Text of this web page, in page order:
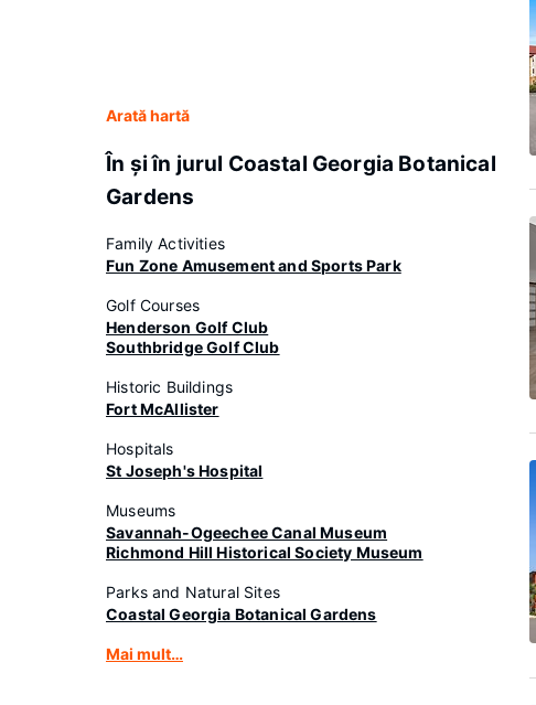
Arată hartă
În şi în jurul Coastal Georgia Botanical
Gardens
Family Activities
Fun Zone Amusement and Sports Park
Golf Courses
Henderson Golf Club
Southbridge Golf Club
Historic Buildings
Fort McAllister
Hospitals
St Joseph's Hospital
Museums
Savannah-Ogeechee Canal Museum
Richmond Hill Historical Society Museum
Parks and Natural Sites
Coastal Georgia Botanical Gardens
Mai mult…